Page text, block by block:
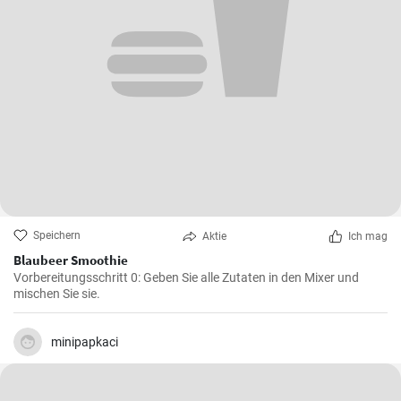
Speichern Aktie Ich mag
Blaubeer Smoothie
Vorbereitungsschritt 0: Geben Sie alle Zutaten in den Mixer und
mischen Sie sie.
minipapkaci